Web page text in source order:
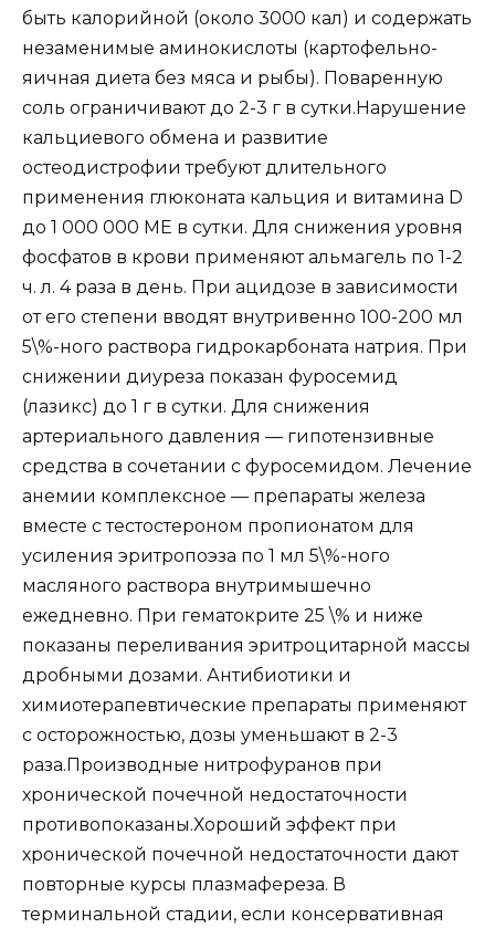
быть калорийной (около 3000 кал) и содержать
незаменимые аминокислоты (картофельно-
яичная диета без мяса и рыбы). Поваренную
соль ограничивают до 2-3 г в сутки.Нарушение
кальциевого обмена и развитие
остеодистрофии требуют длительного
применения глюконата кальция и витамина D
до 1 000 000 МЕ в сутки. Для снижения уровня
фосфатов в крови применяют альмагель по 1-2
ч. л. 4 раза в день. При ацидозе в зависимости
от его степени вводят внутривенно 100-200 мл
5\%-ного раствора гидрокарбоната натрия. При
снижении диуреза показан фуросемид
(лазикс) до 1 г в сутки. Для снижения
артериального давления — гипотензивные
средства в сочетании с фуросемидом. Лечение
анемии комплексное — препараты железа
вместе с тестостероном пропионатом для
усиления эритропоэза по 1 мл 5\%-ного
масляного раствора внутримышечно
ежедневно. При гематокрите 25 \% и ниже
показаны переливания эритроцитарной массы
дробными дозами. Антибиотики и
химиотерапевтические препараты применяют
с осторожностью, дозы уменьшают в 2-3
раза.Производные нитрофуранов при
хронической почечной недостаточности
противопоказаны.Хороший эффект при
хронической почечной недостаточности дают
повторные курсы плазмафереза. В
терминальной стадии, если консервативная